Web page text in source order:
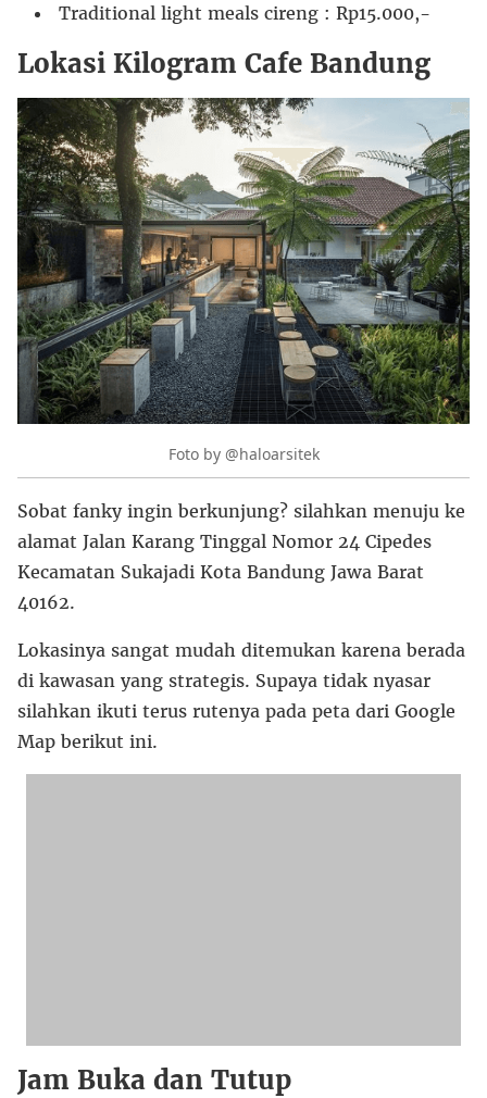
Traditional light meals cireng : Rp15.000,-
Lokasi Kilogram Cafe Bandung
Foto by @haloarsitek
Sobat fanky ingin berkunjung? silahkan menuju ke
alamat Jalan Karang Tinggal Nomor 24 Cipedes
Kecamatan Sukajadi Kota Bandung Jawa Barat
40162.
Lokasinya sangat mudah ditemukan karena berada
di kawasan yang strategis. Supaya tidak nyasar
silahkan ikuti terus rutenya pada peta dari Google
Map berikut ini.
Jam Buka dan Tutup